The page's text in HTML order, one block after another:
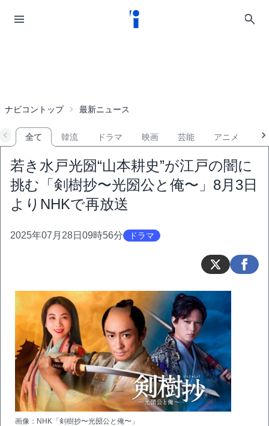
ナビコントップ 最新ニュース
全て 韓流 ドラマ 映画 芸能 アニメ
若き水戸光圀“山本耕史”が江戸の闇に
挑む「剣樹抄〜光圀公と俺〜」8月3日
よりNHKで再放送
2025年07月28日09時56分 ドラマ
画像：NHK「剣樹抄〜光圀公と俺〜」